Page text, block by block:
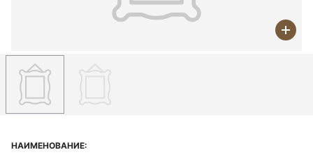
НАИМЕНОВАНИЕ: